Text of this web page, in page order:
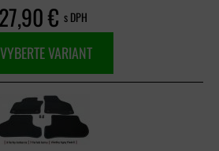
27,90 € s DPH
VYBERTE VARIANT